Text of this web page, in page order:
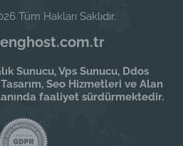
Tüm Hakları Saklıdır.
Sunucu, Vps Sunucu, Ddos
Seo Hizmetleri ve Alan
faaliyet sürdürmektedir.